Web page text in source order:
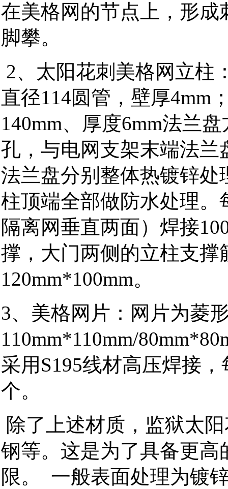
在美格网的节点上，形
脚攀。
2、太阳花刺美格网立柱
直径114圆管，壁厚4mm
140mm、厚度6mm法兰
孔，与电网支架末端法
法兰盘分别整体热镀锌处
柱顶端全部做防水处理
隔离网垂直两面）焊接
撑，大门两侧的立柱支撑
120mm*100mm。
3、美格网片：网片为菱
110mm*110mm/
采用S195线材高压焊接
个。
除了上述材质，监狱太
钢等。这是为了具备更
限。 一般表面处理为镀